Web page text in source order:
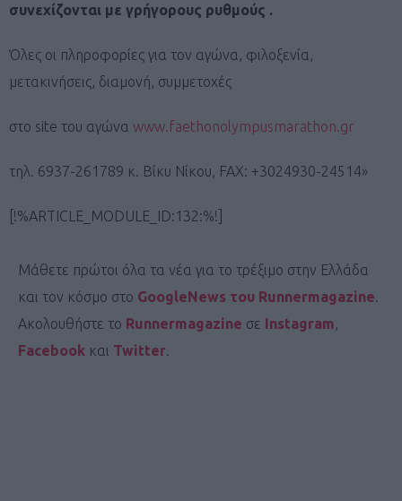
συνεχίζονται με γρήγορους ρυθμούς .
Όλες οι πληροφορίες για τον αγώνα, φιλοξενία,
μετακινήσεις, διαμονή, συμμετοχές
στο site του αγώνα www.faethonolympusmarathon.gr
τηλ. 6937-261789 κ. Βίκυ Νίκου, FAX: +3024930-24514»
[!%ARTICLE_MODULE_ID:132:%!]
Μάθετε πρώτοι όλα τα νέα για το τρέξιμο στην Ελλάδα
και τον κόσμο στο GoogleNews του Runnermagazine.
Ακολουθήστε το Runnermagazine σε Instagram,
Facebook και Twitter.